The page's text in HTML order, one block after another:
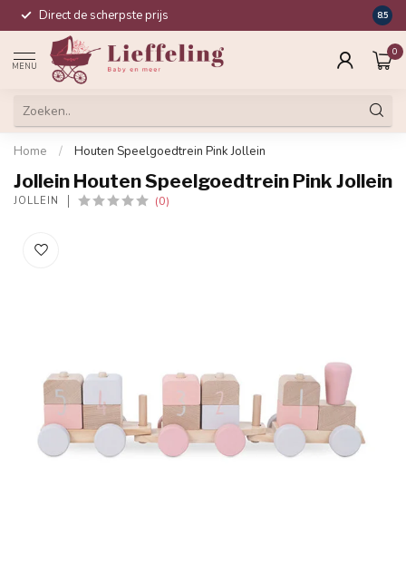
Direct de scherpste prijs 8.5
MENU
0
Home / Houten Speelgoedtrein Pink Jollein
Jollein Houten Speelgoedtrein Pink Jollein
JOLLEIN (0)